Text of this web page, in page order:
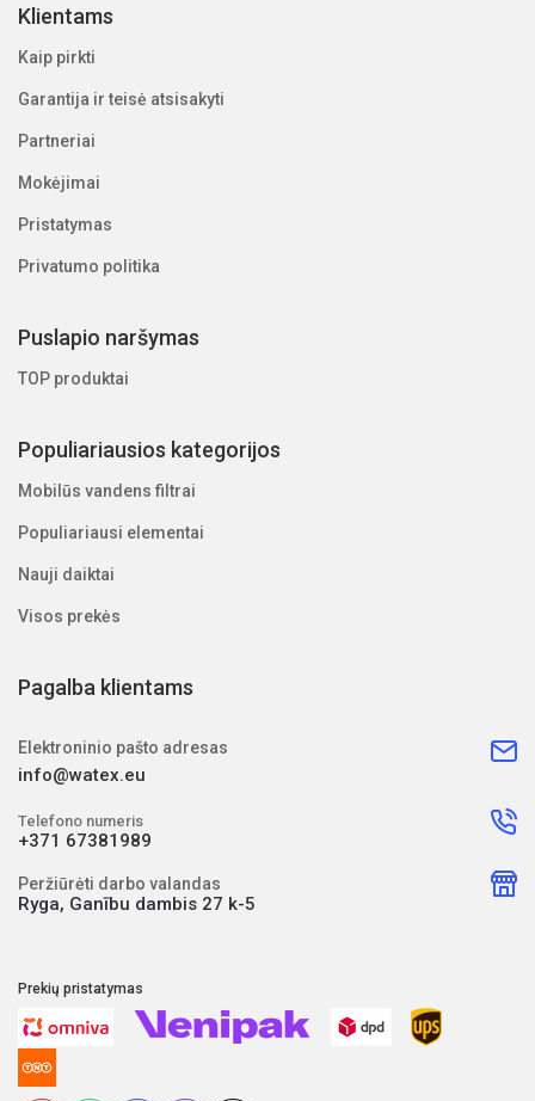
Klientams
Kaip pirkti
Garantija ir teisė atsisakyti
Partneriai
Mokėjimai
Pristatymas
Privatumo politika
Puslapio naršymas
TOP produktai
Populiariausios kategorijos
Mobilūs vandens filtrai
Populiariausi elementai
Nauji daiktai
Visos prekės
Pagalba klientams
Elektroninio pašto adresas
info@watex.eu
Telefono numeris
+371 67381989
Peržiūrėti darbo valandas
Ryga, Ganību dambis 27 k-5
Prekių pristatymas